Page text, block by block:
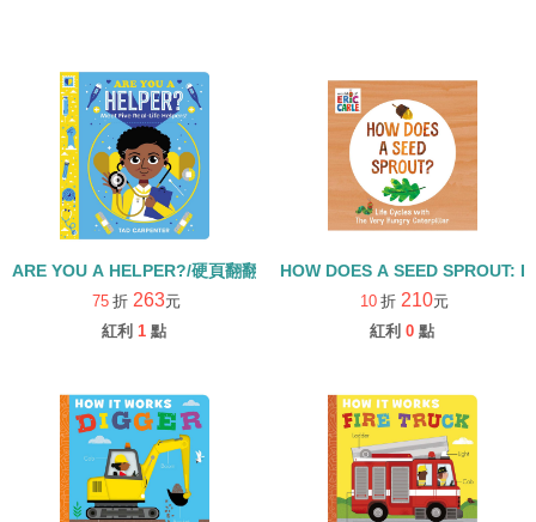
ARE YOU A HELPER?/硬頁翻翻書
75 折 263元
紅利 1 點
HOW DOES A SEED SPROUT:
10 折 210元
紅利 0 點